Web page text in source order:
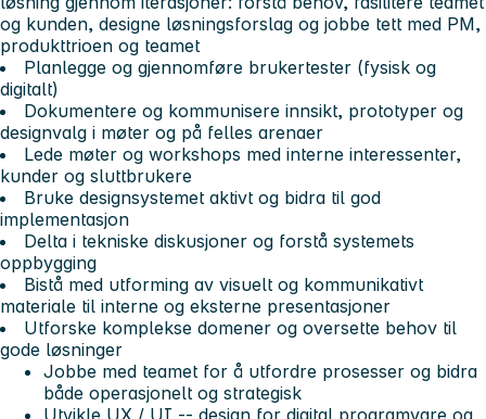
og kunden, designe løsningsforslag og jobbe tett med PM,
produkttrioen og teamet
Planlegge og gjennomføre brukertester (fysisk og
digitalt)
Dokumentere og kommunisere innsikt, prototyper og
designvalg i møter og på felles arenaer
Lede møter og workshops med interne interessenter,
kunder og sluttbrukere
Bruke designsystemet aktivt og bidra til god
implementasjon
Delta i tekniske diskusjoner og forstå systemets
oppbygging
Bistå med utforming av visuelt og kommunikativt
materiale til interne og eksterne presentasjoner
Utforske komplekse domener og oversette behov til
gode løsninger
Jobbe med teamet for å utfordre prosesser og bidra
både operasjonelt og strategisk